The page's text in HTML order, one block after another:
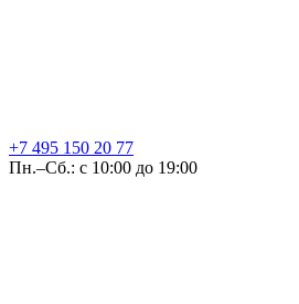
+7 495 150 20 77
Пн.–Сб.: с 10:00 до 19:00